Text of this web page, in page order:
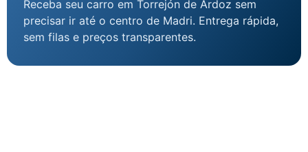
Receba seu carro em Torrejón de Ardoz sem
precisar ir até o centro de Madri. Entrega rápida,
sem filas e preços transparentes.